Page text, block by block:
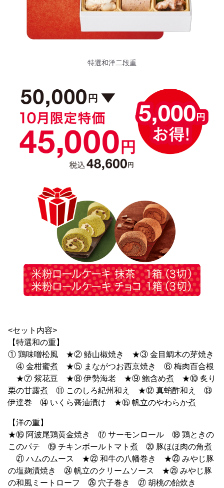
特選和洋二段重
<セット内容>
【特選和の重】
① 鶏味噌松風 ★② 鰆山椒焼き ★③ 金目鯛木の芽焼き
④ 金柑蜜煮 ★⑤ まながつお西京焼き ⑥ 梅肉百合根
★⑦ 紫花豆 ★⑧ 伊勢海老 ★⑨ 鮑含め煮 ★⑩ 炙り
栗の甘露煮 ⑪ このしろ紀州和え ★⑫ 真蛸酢和え ⑬
伊達巻 ⑭ いくら醤油漬け ★⑮ 帆立のやわらか煮
【洋の重】
★⑯ 阿波尾鶏黄金焼き ⑰ サーモンロール ⑱ 鶏ときの
このパテ ⑲ チキンボールトマト煮 ⑳ 豚ほほ肉の角煮
㉑ ハムのムース ★㉒ 和牛の八幡巻き ★㉓ みやじ豚
の塩麹漬焼き ㉔ 帆立のクリームソース ★㉕ みやじ豚
の和風ミートローフ ㉖ 穴子巻き ㉗ 胡桃の飴炊き